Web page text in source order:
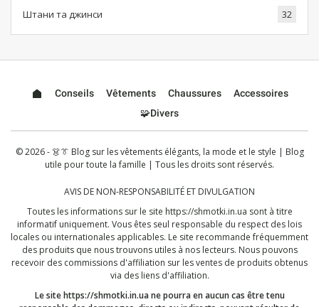
Штани та джинси 32
Conseils Vêtements Chaussures
Accessoires
🧩Divers
© 2026 - 👗👔 Blog sur les vêtements élégants, la mode et le style | Blog
utile pour toute la famille | Tous les droits sont réservés.
AVIS DE NON-RESPONSABILITÉ ET DIVULGATION
Toutes les informations sur le site https://shmotki.in.ua sont à titre
informatif uniquement. Vous êtes seul responsable du respect des lois
locales ou internationales applicables. Le site recommande fréquemment
des produits que nous trouvons utiles à nos lecteurs. Nous pouvons
recevoir des commissions d'affiliation sur les ventes de produits obtenus
via des liens d'affiliation.
Le sitehttps://shmotki.in.uane pourra en aucun cas être tenu